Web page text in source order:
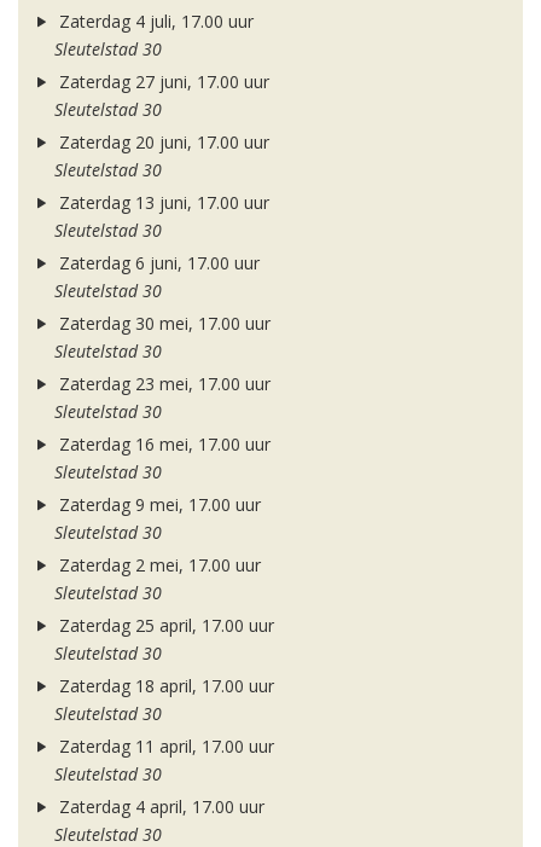
Zaterdag 4 juli, 17.00 uur
Sleutelstad 30
Zaterdag 27 juni, 17.00 uur
Sleutelstad 30
Zaterdag 20 juni, 17.00 uur
Sleutelstad 30
Zaterdag 13 juni, 17.00 uur
Sleutelstad 30
Zaterdag 6 juni, 17.00 uur
Sleutelstad 30
Zaterdag 30 mei, 17.00 uur
Sleutelstad 30
Zaterdag 23 mei, 17.00 uur
Sleutelstad 30
Zaterdag 16 mei, 17.00 uur
Sleutelstad 30
Zaterdag 9 mei, 17.00 uur
Sleutelstad 30
Zaterdag 2 mei, 17.00 uur
Sleutelstad 30
Zaterdag 25 april, 17.00 uur
Sleutelstad 30
Zaterdag 18 april, 17.00 uur
Sleutelstad 30
Zaterdag 11 april, 17.00 uur
Sleutelstad 30
Zaterdag 4 april, 17.00 uur
Sleutelstad 30